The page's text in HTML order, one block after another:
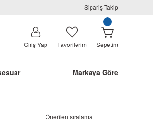
Sipariş Takip
Giriş Yap Favorilerim Sepetim
Markaya Göre